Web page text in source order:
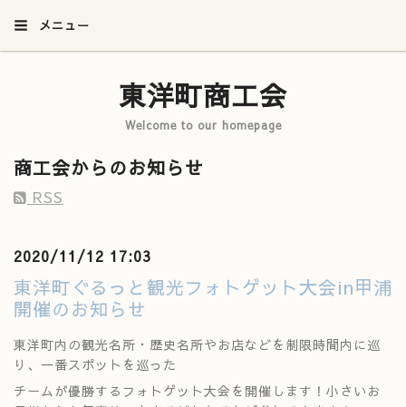
メニュー
東洋町商工会
Welcome to our homepage
商工会からのお知らせ
RSS
2020/11/12 17:03
東洋町ぐるっと観光フォトゲット大会in甲浦
開催のお知らせ
東洋町内の観光名所・歴史名所やお店などを制限時間内に巡
り、一番スポットを巡った
チームが優勝するフォトゲット大会を開催します！小さいお